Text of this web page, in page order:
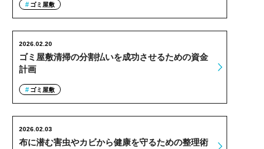
ゴミ屋敷
ゴミ屋敷清掃の分割払いを成功させるための資金
計画
2026.02.20
ゴミ屋敷
布に潜む害虫やカビから健康を守るための整理術
2026.02.03